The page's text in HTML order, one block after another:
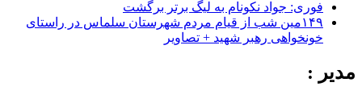
فوری: جواد نکونام به لیگ برتر برگشت
۱۴۹مین شب از قیام مردم شهرستان سلماس در راستای
خونخواهی رهبر شهید + تصاویر
مدیر :